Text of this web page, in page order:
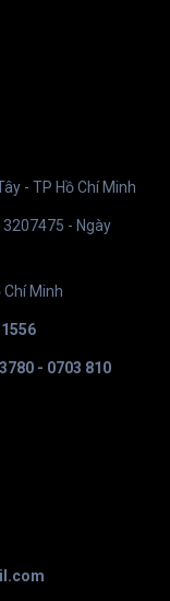
- TP Hồ Chí Minh
- Ngày
Minh
- 0703 810